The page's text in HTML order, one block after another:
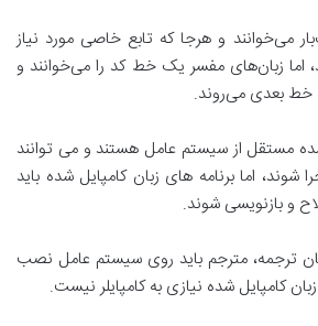
می‌خوانند و هرجا که تابع خاصی مورد نیاز
اما زبان‌های مفسر یک خط کد را می‌خوانند و
خط بعدی می‌روند.
مستقل از سیستم عامل هستند و می توانند
اما برنامه های زبان کامپایل شده باید
و بازنویسی شوند.
ترجمه، مترجم باید روی سیستم عامل نصب
کامپایل شده نیازی به کامپایلر نیست.